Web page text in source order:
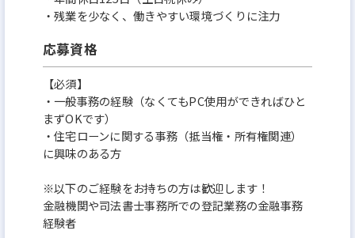
すべてにオープンマインドであり、フェアに考え行動
ます。
3. 採用
当社は、経営理念・経営方針に賛同し、当社の目指
す姿を実現するために改善や変化することに意欲的
であり、挑戦し続けることができる人財を採用しま
年齢や性別、国籍へのこだわりは持たず、多様な人
・残業を少なく、働きやすい環境づくりに注力
応募資格
【必須】
・一般事務の経験（なくてもPC使用ができればひと
まずOKです）
・住宅ローンに関する事務（抵当権・所有権関連）
に興味のある方
※以下のご経験をお持ちの方は歓迎します！
金融機関や司法書士事務所での登記業務の金融事務
経験者